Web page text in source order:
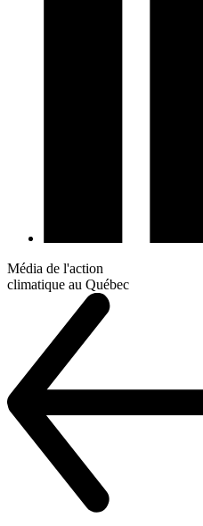
Média de l'action
climatique au Québec